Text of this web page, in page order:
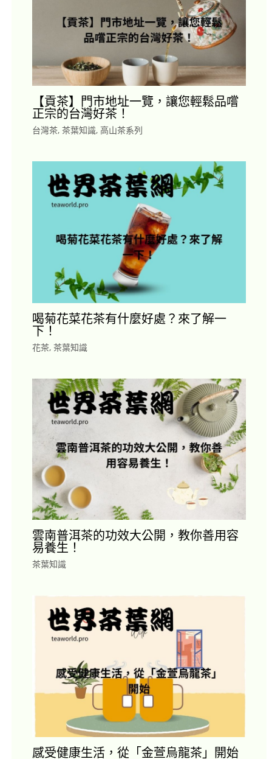
【貢茶】門市地址一覽，讓您輕鬆品嚐
正宗的台灣好茶！
台灣茶, 茶葉知識, 高山茶系列
喝菊花菜花茶有什麼好處？來了解一
下！
花茶, 茶葉知識
雲南普洱茶的功效大公開，教你善用容
易養生！
茶葉知識
感受健康生活，從「金萱烏龍茶」開始